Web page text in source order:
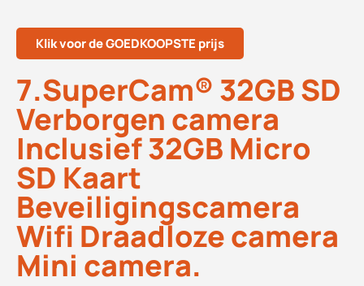
Klik voor de GOEDKOOPSTE prijs
7.SuperCam® 32GB SD
Verborgen camera
Inclusief 32GB Micro
SD Kaart
Beveiligingscamera
Wifi Draadloze camera
Mini camera.